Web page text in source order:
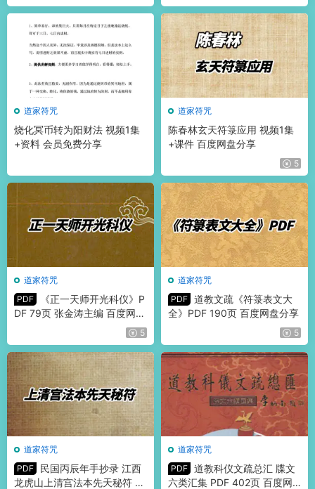
道家符咒
烧化冥币转为阳财法 视频1集
+资料 会员免费分享
道家符咒
陈春林玄天符箓应用 视频1集
+课件 百度网盘分享
5
道家符咒
PDF
《正一天师开光科仪》P
DF 79页 张金涛主编 百度网盘
5
道家符咒
PDF 道教文疏《符箓表文大
全》PDF 190页 百度网盘分享
5
道家符咒
PDF
民国丙辰年手抄录 江西
龙虎山上清宫法本先天秘符 上
道家符咒
PDF 道教科仪文疏总汇 牒文
六类汇集 PDF 402页 百度网